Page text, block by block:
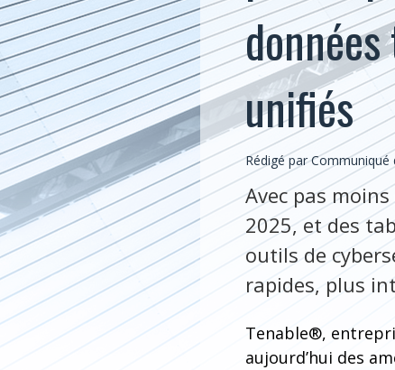
unifiés
Rédigé par
Avec pas
2025, et des
outils de
rapides, plus
Tenable®,
aujourd’hui des